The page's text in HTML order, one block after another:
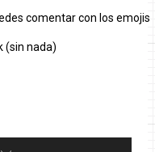
comentar con los emojis
(sin nada)